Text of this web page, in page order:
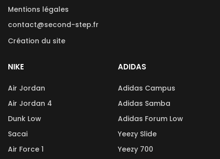
Mentions légales
contact@second-step.fr
Création du site
NIKE
Air Jordan
Air Jordan 4
Dunk Low
Sacai
Air Force 1
ADIDAS
Adidas Campus
Adidas Samba
Adidas Forum Low
Yeezy Slide
Yeezy 700